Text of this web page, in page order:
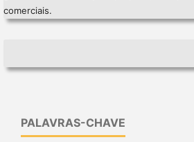
comerciais.
PALAVRAS-CHAVE